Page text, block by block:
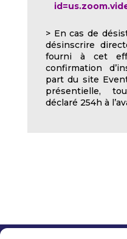
> En cas de
désinscrire
fourni à cet
confirmation
part du site
présentielle,
déclaré 254h à